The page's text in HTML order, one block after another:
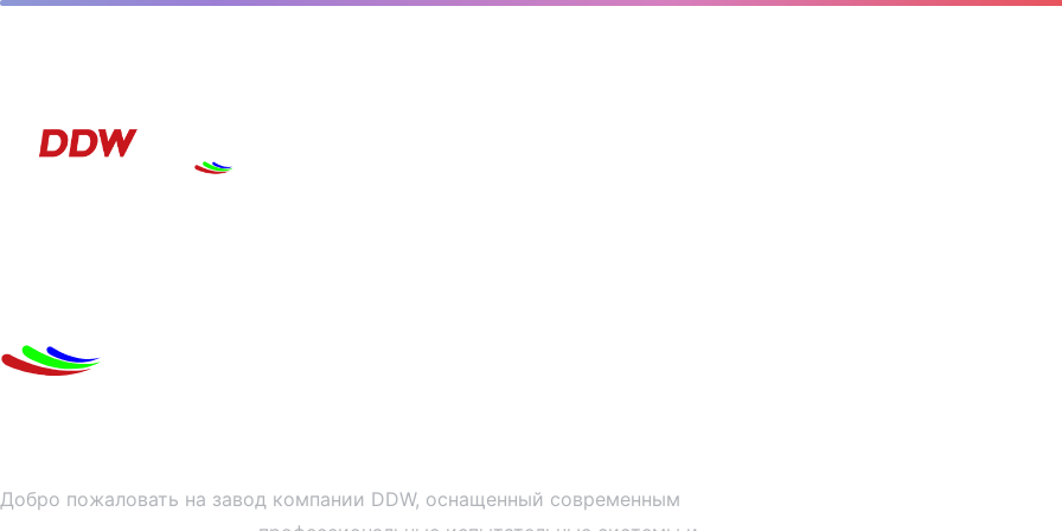
Добро пожаловать на завод компании DDW, оснащенный современным